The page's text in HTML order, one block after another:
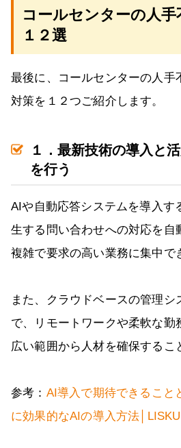
コールセンターの人
１２選
最後に、コールセンターの人手
対策を１２つご紹介します。
１．最新技術の導入と
を行う
AIや自動応答システムを導入す
生する問い合わせへの対応を自
複雑で要求の高い業務に集中で
また、クラウドベースの管理シ
で、リモートワークや柔軟な勤
広い範囲から人材を確保するこ
参考： AI導入で期待できること
に効果的なAIの導入方法